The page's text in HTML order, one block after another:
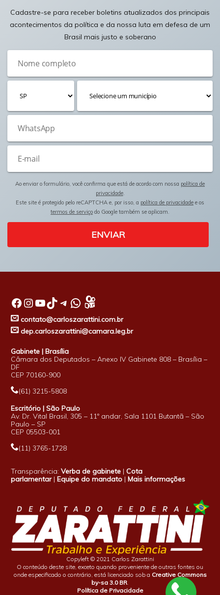
Cadastre-se para receber boletins atualizados dos principais
acontecimentos da política e da nossa luta em defesa de um
Brasil mais justo e soberano
Ao enviar o formulário, você confirma que está de acordo com nossa política de
privacidade.
Este site é protegido pelo reCAPTCHA e, por isso, a política de privacidade e os
termos de serviço do Google também se aplicam.
ENVIAR
Facebook InstagramYoutube TikTok Telegram WhatsApp
contato@carloszarattini.com.br
dep.carloszarattini@camara.leg.br
Gabinete | Brasília
Câmara dos Deputados – Anexo IV Gabinete 808 – Brasília –
DF
CEP 70160-900
(61) 3215-5808
Escritório | São Paulo
Av. Dr. Vital Brasil, 305 – 11º andar, Sala 1101 Butantã – São
Paulo – SP
CEP 05503-001
(11) 3765-1728
Transparência:Verba de gabinete |Cota
parlamentar|Equipe do mandato |Mais informações
Copyleft © 2021 Carlos Zarattini
O conteúdo deste site, exceto quando proveniente de outras fontes ou
onde especificado o contrário, está licenciado sob a Creative Commons
by-sa 3.0 BR
Política de Privacidade